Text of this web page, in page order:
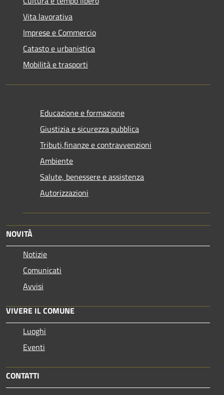
Vita lavorativa
Imprese e Commercio
Catasto e urbanistica
Mobilità e trasporti
Educazione e formazione
Giustizia e sicurezza pubblica
Tributi,finanze e contravvenzioni
Ambiente
Salute, benessere e assistenza
Autorizzazioni
NOVITÀ
Notizie
Comunicati
Avvisi
VIVERE IL COMUNE
Luoghi
Eventi
CONTATTI